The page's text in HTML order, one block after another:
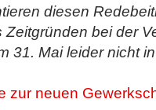
diesen
bei der
31. Mai leider nicht
zur neuen